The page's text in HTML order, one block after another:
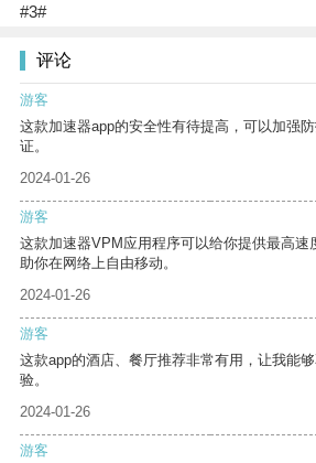
#3#
评论
游客
这款加速器app的安全性有待提高，可以加强
证。
2024-01-26
游客
这款加速器VPM应用程序可以给你提供最高速
助你在网络上自由移动。
2024-01-26
游客
这款app的酒店、餐厅推荐非常有用，让我能
验。
2024-01-26
游客